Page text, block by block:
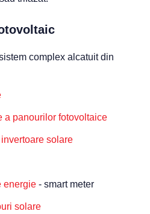
complex alcatuit din
a panourilor fotovoltaice
invertoare solare
energie - smart meter
solare